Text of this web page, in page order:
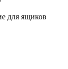
для ящиков